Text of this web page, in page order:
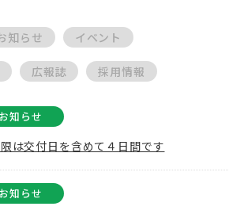
知らせ イベント
広報誌 採用情報
お知らせ
は交付日を含めて４日間です
お知らせ